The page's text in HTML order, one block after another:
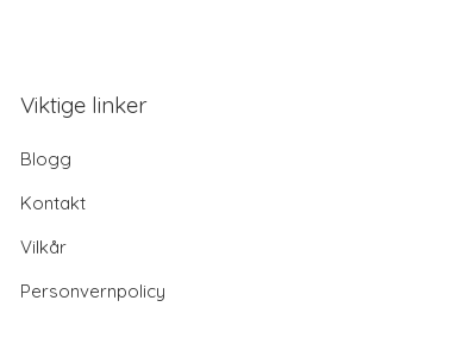
Viktige linker
Blogg
Kontakt
Vilkår
Personvernpolicy